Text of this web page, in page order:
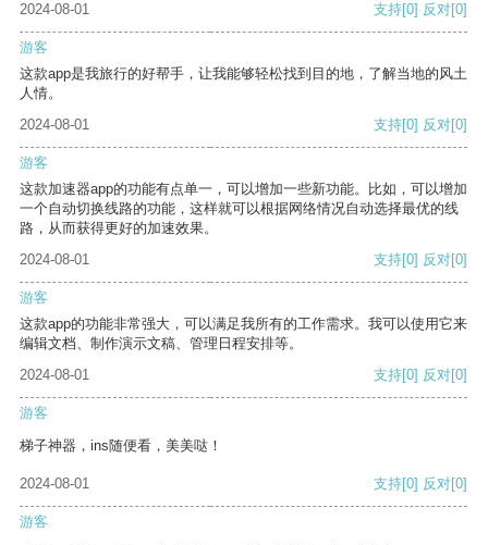
2024-08-01 支持[0] 反对[0]
游客
这款app是我旅行的好帮手，让我能够轻松找到目的地，了解当地的风土
人情。
2024-08-01
支持[0] 反对[0]
游客
这款加速器app的功能有点单一，可以增加一些新功能。比如，可以增加
一个自动切换线路的功能，这样就可以根据网络情况自动选择最优的线
路，从而获得更好的加速效果。
2024-08-01
支持[0] 反对[0]
游客
这款app的功能非常强大，可以满足我所有的工作需求。我可以使用它来
编辑文档、制作演示文稿、管理日程安排等。
2024-08-01
支持[0] 反对[0]
游客
梯子神器，ins随便看，美美哒！
2024-08-01 支持[0] 反对[0]
游客